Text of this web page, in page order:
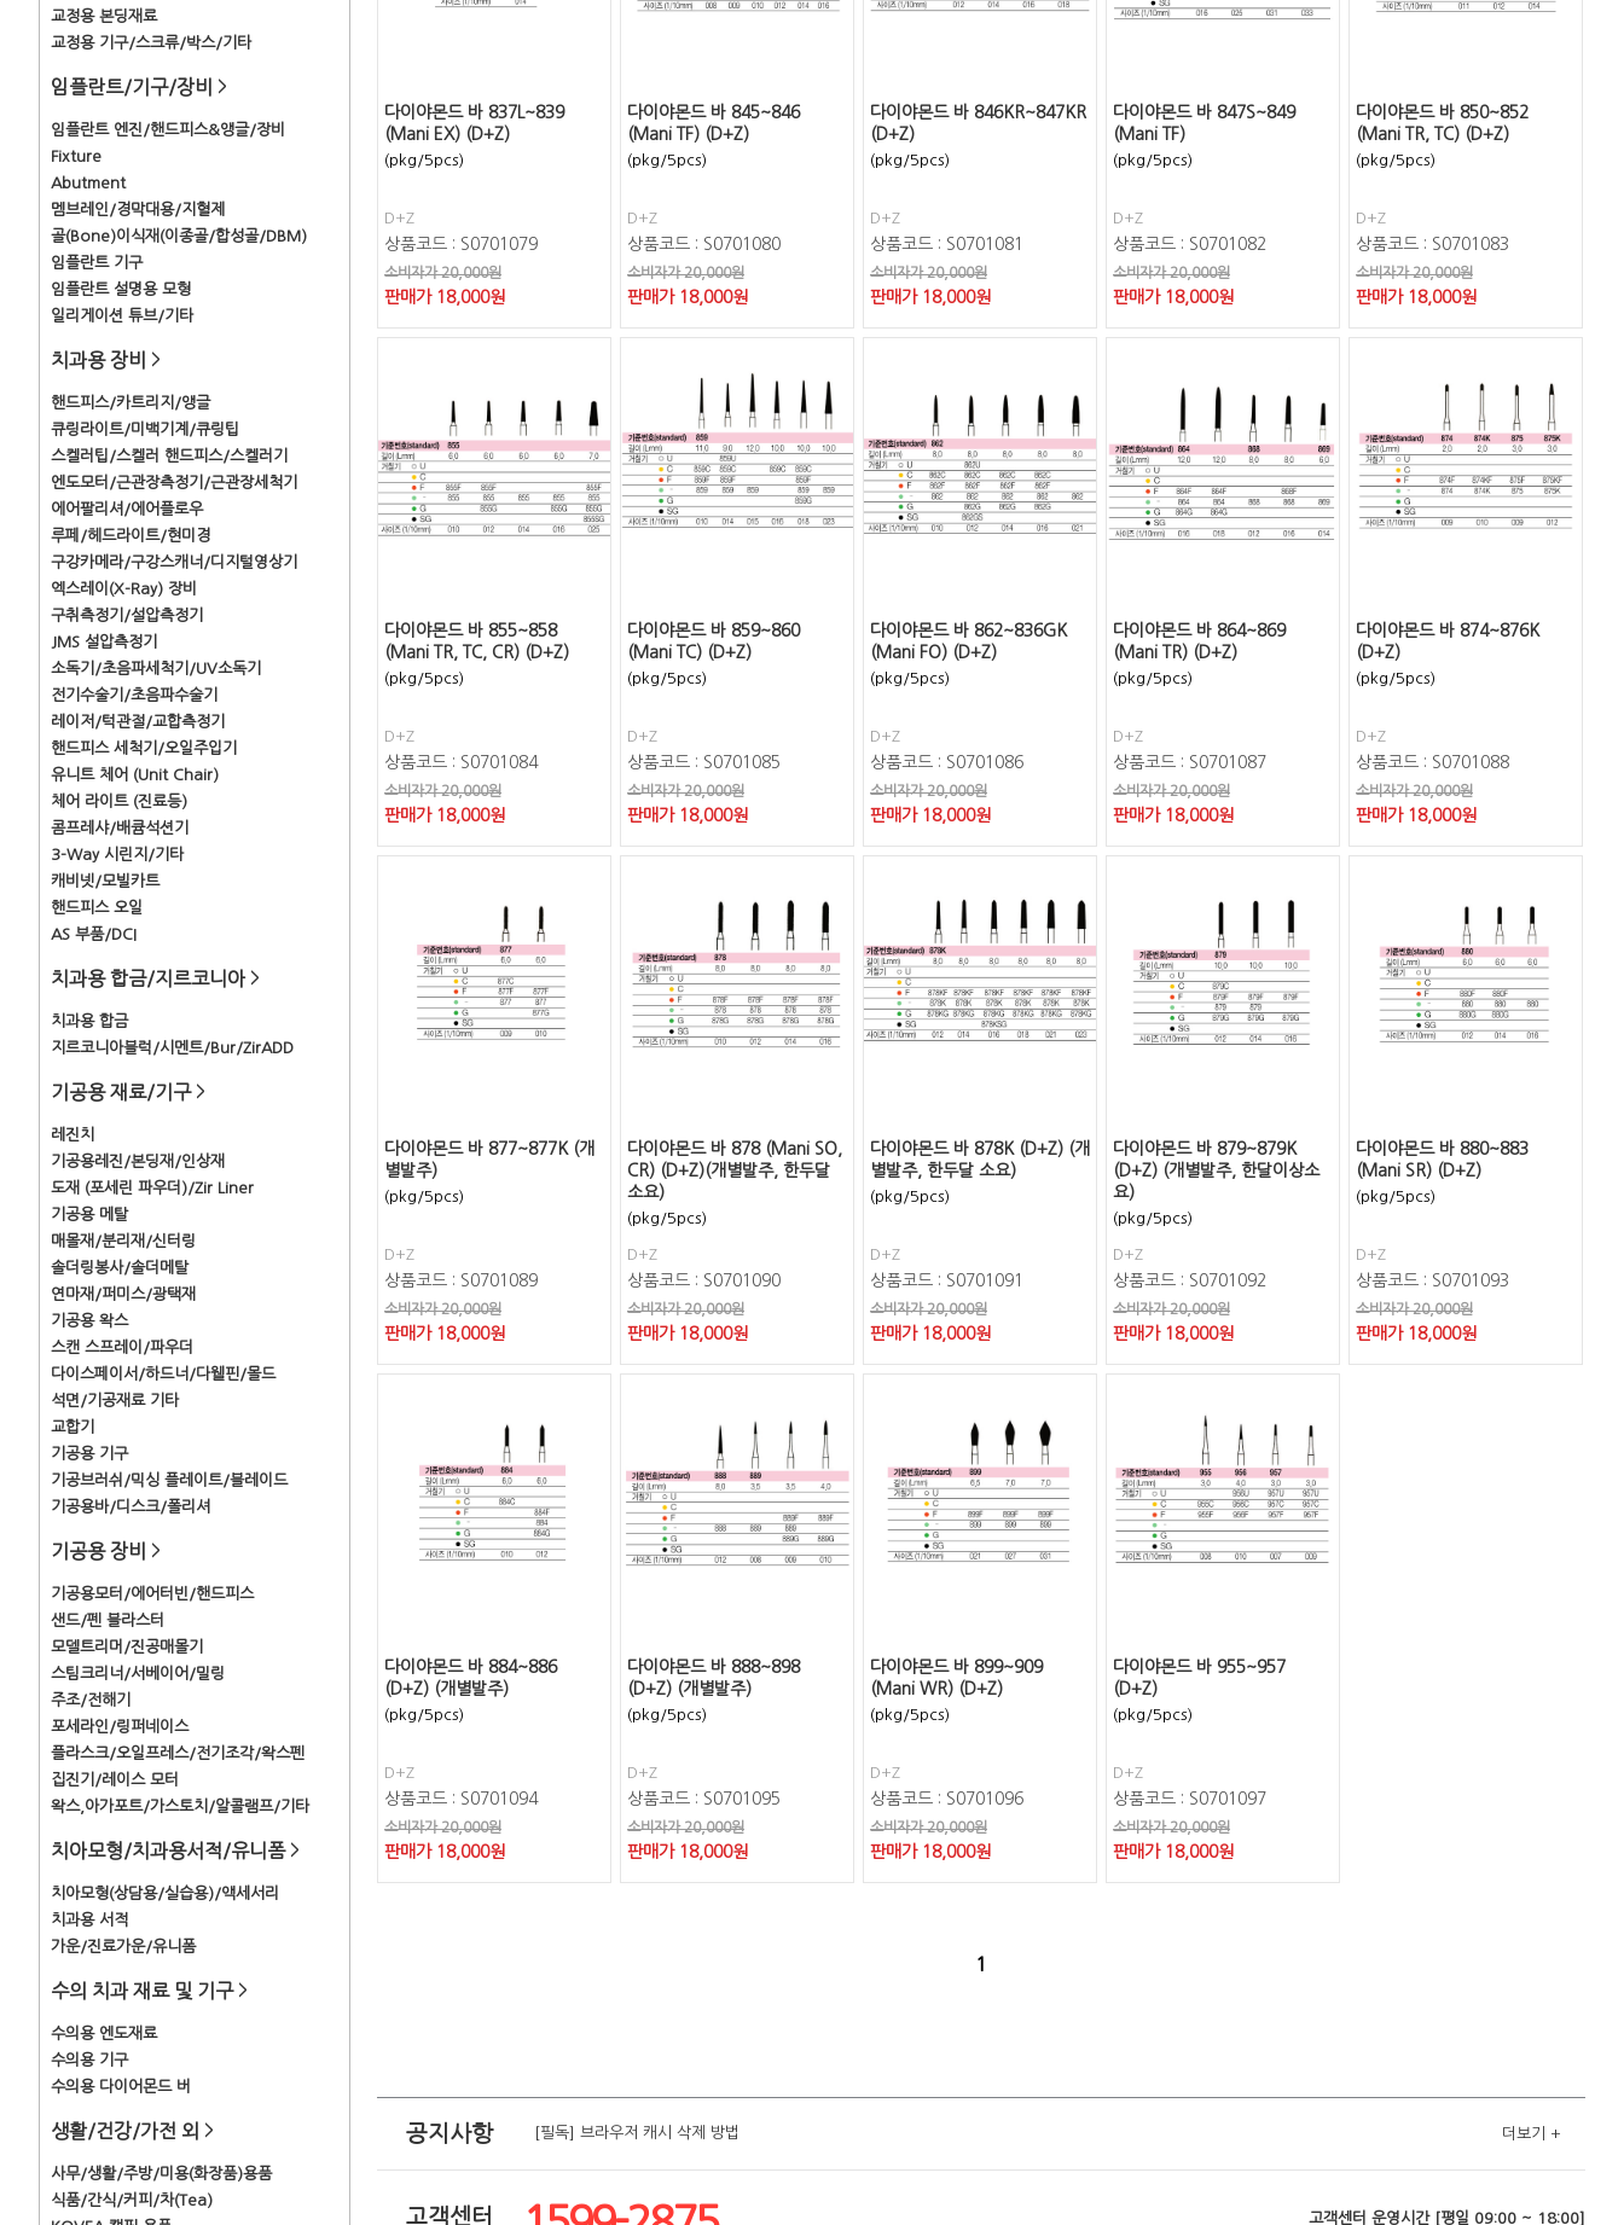
교정용 본딩재료
교정용 기구/스크류/박스/기타
임플란트/기구/장비 >
임플란트 엔진/핸드피스&앵글/장비
Fixture
Abutment
멤브레인/경막대용/지혈제
골(Bone)이식재(이종골/합성골/DBM)
임플란트 기구
임플란트 설명용 모형
일리게이션 튜브/기타
치과용 장비 >
핸드피스/카트리지/앵글
큐링라이트/미백기계/큐링팁
스켈러팁/스켈러 핸드피스/스켈러기
엔도모터/근관장측정기/근관장세척기
에어팔리셔/에어플로우
루페/헤드라이트/현미경
구강카메라/구강스캐너/디지털영상기
엑스레이(X-Ray) 장비
구취측정기/설압측정기
JMS 설압측정기
소독기/초음파세척기/UV소독기
전기수술기/초음파수술기
레이저/턱관절/교합측정기
핸드피스 세척기/오일주입기
유니트 체어 (Unit Chair)
체어 라이트 (진료등)
콤프레샤/배큠석션기
3-Way 시린지/기타
캐비넷/모빌카트
핸드피스 오일
AS 부품/DCI
치과용 합금/지르코니아 >
치과용 합금
지르코니아블럭/시멘트/Bur/ZirADD
기공용 재료/기구 >
레진치
기공용레진/본딩재/인상재
도재 (포세린 파우더)/Zir Liner
기공용 메탈
매몰재/분리재/신터링
솔더링봉사/솔더메탈
연마재/퍼미스/광택재
기공용 왁스
스캔 스프레이/파우더
다이스페이서/하드너/다웰핀/몰드
석면/기공재료 기타
교합기
기공용 기구
기공브러쉬/믹싱 플레이트/블레이드
기공용바/디스크/폴리셔
기공용 장비 >
기공용모터/에어터빈/핸드피스
샌드/펜 블라스터
모델트리머/진공매몰기
스팀크리너/서베이어/밀링
주조/전해기
포세라인/링퍼네이스
플라스크/오일프레스/전기조각/왁스펜
집진기/레이스 모터
왁스,아가포트/가스토치/알콜램프/기타
치아모형/치과용서적/유니폼 >
치아모형(상담용/실습용)/액세서리
치과용 서적
가운/진료가운/유니폼
수의 치과 재료 및 기구 >
수의용 엔도재료
수의용 기구
수의용 다이어몬드 버
생활/건강/가전 외 >
사무/생활/주방/미용(화장품)용품
식품/간식/커피/차(Tea)
다이야몬드 바 837L~839
(Mani EX) (D+Z)
(pkg/5pcs)
D+Z
상품코드 : S0701079
소비자가 20,000원
판매가 18,000원
다이야몬드 바 845~846
(Mani TF) (D+Z)
(pkg/5pcs)
D+Z
상품코드 : S0701080
소비자가 20,000원
판매가 18,000원
다이야몬드 바 846KR~847KR
(D+Z)
(pkg/5pcs)
D+Z
상품코드 : S0701081
소비자가 20,000원
판매가 18,000원
다이야몬드 바 847S~849
(Mani TF)
(pkg/5pcs)
D+Z
상품코드 : S0701082
소비자가 20,000원
판매가 18,000원
다이야몬드 바 850~852
(Mani TR, TC) (D+Z)
(pkg/5pcs)
D+Z
상품코드 : S0701083
소비자가 20,000원
판매가 18,000원
다이야몬드 바 855~858
(Mani TR, TC, CR) (D+Z)
(pkg/5pcs)
D+Z
상품코드 : S0701084
소비자가 20,000원
판매가 18,000원
다이야몬드 바 859~860
(Mani TC) (D+Z)
(pkg/5pcs)
D+Z
상품코드 : S0701085
소비자가 20,000원
판매가 18,000원
다이야몬드 바 862~836GK
(Mani FO) (D+Z)
(pkg/5pcs)
D+Z
상품코드 : S0701086
소비자가 20,000원
판매가 18,000원
다이야몬드 바 864~869
(Mani TR) (D+Z)
(pkg/5pcs)
D+Z
상품코드 : S0701087
소비자가 20,000원
판매가 18,000원
다이야몬드 바 874~876K
(D+Z)
(pkg/5pcs)
D+Z
상품코드 : S0701088
소비자가 20,000원
판매가 18,000원
다이야몬드 바 877~877K (개
별발주)
(pkg/5pcs)
D+Z
상품코드 : S0701089
소비자가 20,000원
판매가 18,000원
다이야몬드 바 878 (Mani SO,
CR) (D+Z)(개별발주, 한두달
소요)
(pkg/5pcs)
D+Z
상품코드 : S0701090
소비자가 20,000원
판매가 18,000원
다이야몬드 바 878K (D+Z) (개
별발주, 한두달 소요)
(pkg/5pcs)
D+Z
상품코드 : S0701091
소비자가 20,000원
판매가 18,000원
다이야몬드 바 879~879K
(D+Z) (개별발주, 한달이상소
요)
(pkg/5pcs)
D+Z
상품코드 : S0701092
소비자가 20,000원
판매가 18,000원
다이야몬드 바 880~883
(Mani SR) (D+Z)
(pkg/5pcs)
D+Z
상품코드 : S0701093
소비자가 20,000원
판매가 18,000원
다이야몬드 바 884~886
(D+Z) (개별발주)
(pkg/5pcs)
D+Z
상품코드 : S0701094
소비자가 20,000원
판매가 18,000원
다이야몬드 바 888~898
(D+Z) (개별발주)
(pkg/5pcs)
D+Z
상품코드 : S0701095
소비자가 20,000원
판매가 18,000원
다이야몬드 바 899~909
(Mani WR) (D+Z)
(pkg/5pcs)
D+Z
상품코드 : S0701096
소비자가 20,000원
판매가 18,000원
다이야몬드 바 955~957
(D+Z)
(pkg/5pcs)
D+Z
상품코드 : S0701097
소비자가 20,000원
판매가 18,000원
1
공지사항
[필독] 브라우저 캐시 삭제 방법
[필독] 브라우저 캐시 삭제 방법
더보기 +
고객센터 고객센터 운영시간 [평일 09:00 ~ 18:00]